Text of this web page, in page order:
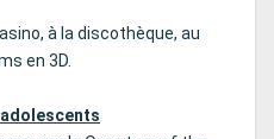
à la discothèque, au
en 3D.